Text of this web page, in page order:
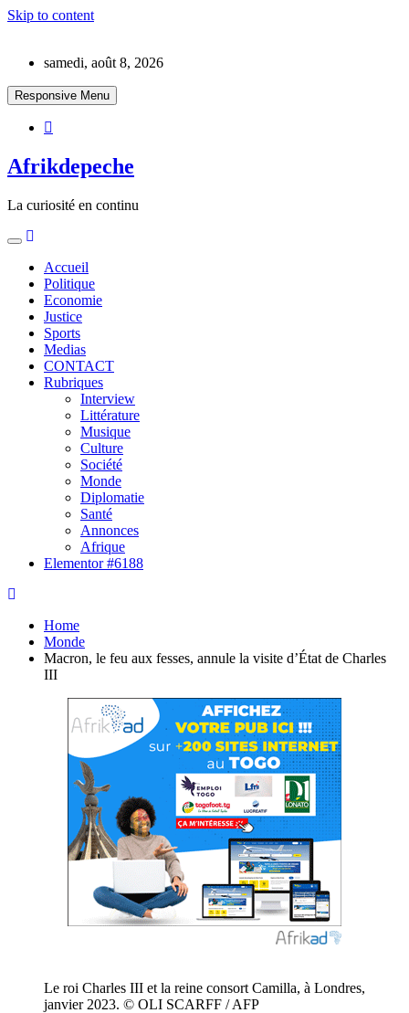
Skip to content
samedi, août 8, 2026
Responsive Menu
Afrikdepeche
La curiosité en continu
Accueil
Politique
Economie
Justice
Sports
Medias
CONTACT
Rubriques
Interview
Littérature
Musique
Culture
Société
Monde
Diplomatie
Santé
Annonces
Afrique
Elementor #6188
Home
Monde
Macron, le feu aux fesses, annule la visite d’État de Charles
III
Le roi Charles III et la reine consort Camilla, à Londres,
janvier 2023. © OLI SCARFF / AFP